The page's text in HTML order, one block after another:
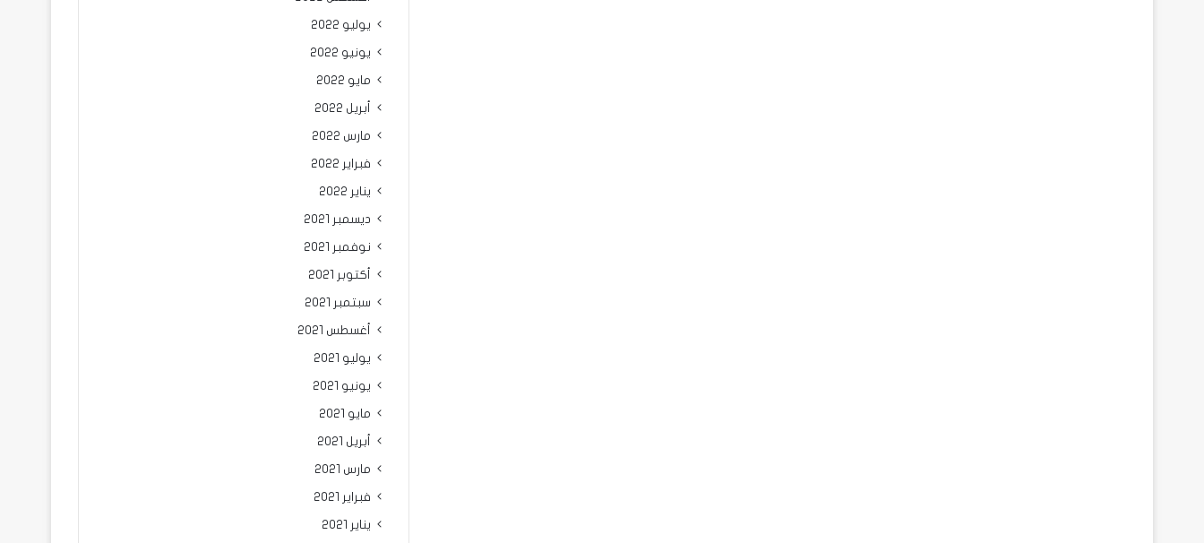
يوليو 2022
يونيو 2022
مايو 2022
أبريل 2022
مارس 2022
فبراير 2022
يناير 2022
ديسمبر 2021
نوفمبر 2021
أكتوبر 2021
سبتمبر 2021
أغسطس 2021
يوليو 2021
يونيو 2021
مايو 2021
أبريل 2021
مارس 2021
فبراير 2021
يناير 2021